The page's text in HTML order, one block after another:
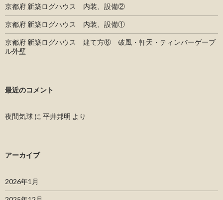
京都府 新築ログハウス 内装、設備②
京都府 新築ログハウス 内装、設備①
京都府 新築ログハウス 建て方⑥ 破風・軒天・ティンバーゲーブ
ル外壁
最近のコメント
夜間気球 に 平井邦明 より
アーカイブ
2026年1月